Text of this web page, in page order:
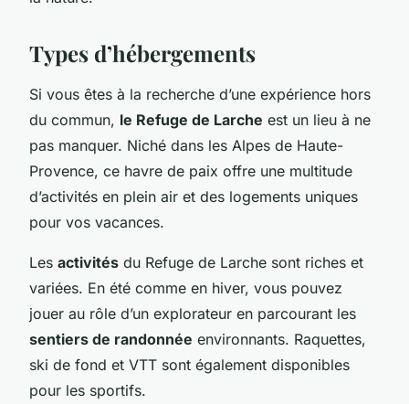
Types d’hébergements
Si vous êtes à la recherche d’une expérience hors
du commun, le Refuge de Larche est un lieu à ne
pas manquer. Niché dans les Alpes de Haute-
Provence, ce havre de paix offre une multitude
d’activités en plein air et des logements uniques
pour vos vacances.
Les activités du Refuge de Larche sont riches et
variées. En été comme en hiver, vous pouvez
jouer au rôle d’un explorateur en parcourant les
sentiers de randonnée environnants. Raquettes,
ski de fond et VTT sont également disponibles
pour les sportifs.